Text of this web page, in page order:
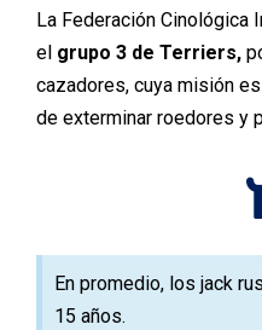
La Federación Cinológica
el grupo 3 de Terriers,
cazadores, cuya misión
de exterminar roedores y
En promedio, los jack
15 años.